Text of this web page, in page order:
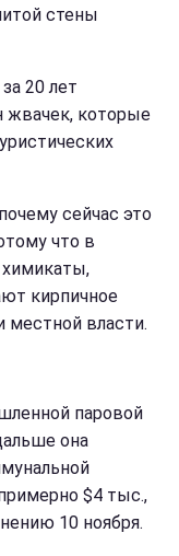
стены
20 лет
жвачек, которые
сейчас это
что в
кирпичное
местной власти.
паровой
она
$4 тыс.,
10 ноября.